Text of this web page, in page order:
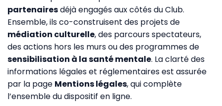
partenairesdéjà engagés aux côtés du Club.
Ensemble, ils co-construisent des projets de
médiation culturelle, des parcours spectateurs,
des actions hors les murs ou des programmes de
sensibilisation à la santé mentale. La clarté des
informations légales et réglementaires est assurée
par la page Mentions légales, qui complète
l’ensemble du dispositif en ligne.